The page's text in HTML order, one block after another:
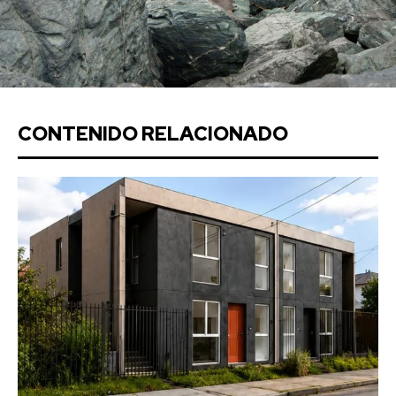
CONTENIDO RELACIONADO